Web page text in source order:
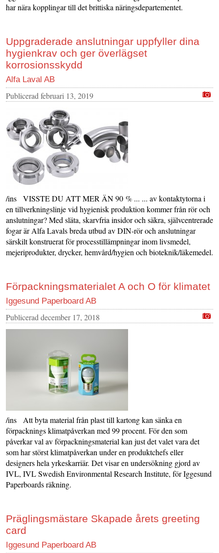
har nära kopplingar till det brittiska näringsdepartementet.
Uppgraderade anslutningar uppfyller dina
hygienkrav och ger överlägset
korrosionsskydd
Alfa Laval AB
Publicerad februari 13, 2019
/ins VISSTE DU ATT MER ÄN 90 % ... ... av kontaktytorna i
en tillverkningslinje vid hygienisk produktion kommer från rör och
anslutningar? Med släta, skarvfria insidor och säkra, självcentrerade
fogar är Alfa Lavals breda utbud av DIN-rör och anslutningar
särskilt konstruerat för processtillämpningar inom livsmedel,
mejeriprodukter, drycker, hemvård/hygien och bioteknik/läkemedel.
Förpackningsmaterialet A och O för klimatet
Iggesund Paperboard AB
Publicerad december 17, 2018
/ins Att byta material från plast till kartong kan sänka en
förpacknings klimatpåverkan med 99 procent. För den som
påverkar val av förpackningsmaterial kan just det valet vara det
som har störst klimatpåverkan under en produktchefs eller
designers hela yrkeskarriär. Det visar en undersökning gjord av
IVL, IVL Swedish Environmental Research Institute, för Iggesund
Paperboards räkning.
Präglingsmästare Skapade årets greeting
card
Iggesund Paperboard AB